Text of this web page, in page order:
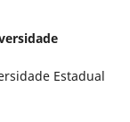
Estadual